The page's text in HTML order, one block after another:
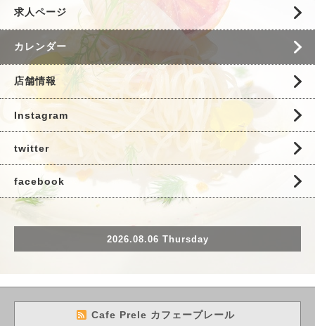
求人ページ
カレンダー
店舗情報
Instagram
twitter
facebook
2026.08.06 Thursday
Cafe Prele カフェープレール